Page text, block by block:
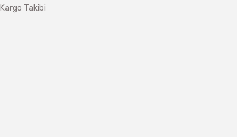
Kargo Takibi